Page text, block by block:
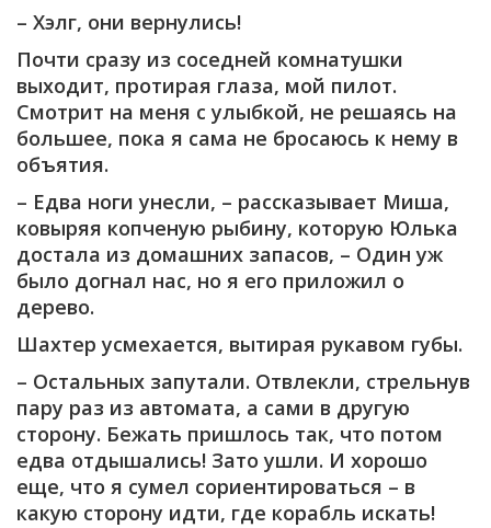
– Хэлг, они вернулись!
Почти сразу из соседней комнатушки
выходит, протирая глаза, мой пилот.
Смотрит на меня с улыбкой, не решаясь на
большее, пока я сама не бросаюсь к нему в
объятия.
– Едва ноги унесли, – рассказывает Миша,
ковыряя копченую рыбину, которую Юлька
достала из домашних запасов, – Один уж
было догнал нас, но я его приложил о
дерево.
Шахтер усмехается, вытирая рукавом губы.
– Остальных запутали. Отвлекли, стрельнув
пару раз из автомата, а сами в другую
сторону. Бежать пришлось так, что потом
едва отдышались! Зато ушли. И хорошо
еще, что я сумел сориентироваться – в
какую сторону идти, где корабль искать!